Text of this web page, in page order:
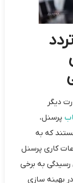
دیگر
پرسنل،
که به
کاری پرسنل
به برخی
بهینه‌ سازی